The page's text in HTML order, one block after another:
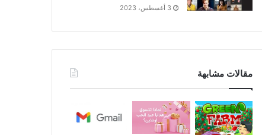
3 أغسطس، 2023
مقالات مشابهة